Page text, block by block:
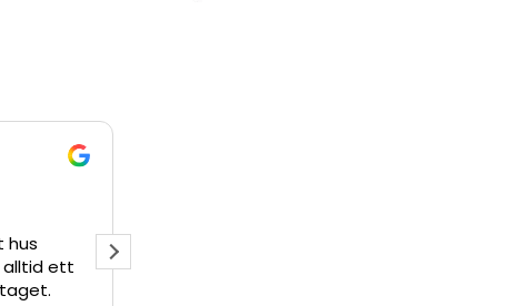
Jag skulle åtgärda lite skador på en vägg och kom i
med Peter som var supertrevlig och redan dagen